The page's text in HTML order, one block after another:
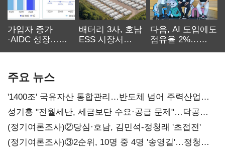
가입자 증가
·AIDC 성장…
배터리 3사, 호남
ESS 시장서
다음, AI 도입에도
점유율 2%…
주요 뉴스
'1400조' 국유자산 통합관리…반도체 넘어 주력산업
구조혁신
성기홍 "전월세난, 세금보단 수요·공급 문제"…닥공
시사
(정기여론조사)②당심·호남, 김민석-정청래 '초접전'
(정기여론조사)③2순위, 10명 중 4명 '송영길'…정청래